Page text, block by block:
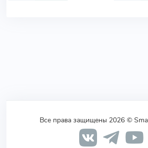
Все права защищены 2026 ©